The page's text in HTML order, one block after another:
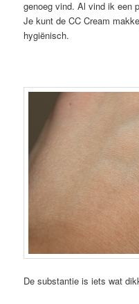
genoeg vind. Al vind ik een
Je kunt de CC Cream
hygiënisch.
De substantie is iets wat